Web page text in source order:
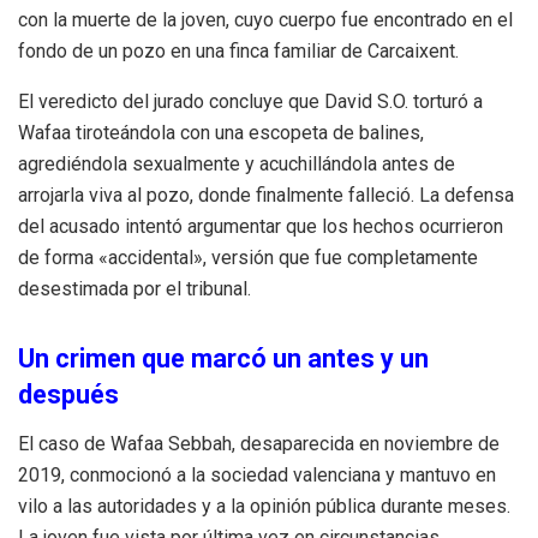
con la muerte de la joven, cuyo cuerpo fue encontrado en el
fondo de un pozo en una finca familiar de Carcaixent.
El veredicto del jurado concluye que David S.O. torturó a
Wafaa tiroteándola con una escopeta de balines,
agrediéndola sexualmente y acuchillándola antes de
arrojarla viva al pozo, donde finalmente falleció. La defensa
del acusado intentó argumentar que los hechos ocurrieron
de forma «accidental», versión que fue completamente
desestimada por el tribunal.
Un crimen que marcó un antes y un
después
El caso de Wafaa Sebbah, desaparecida en noviembre de
2019, conmocionó a la sociedad valenciana y mantuvo en
vilo a las autoridades y a la opinión pública durante meses.